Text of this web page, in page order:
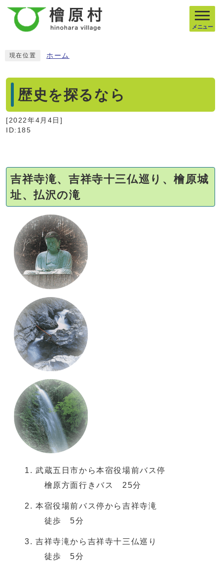
メニュー
現在位置 ホーム
歴史を探るなら
[2022年4月4日]
ID:185
吉祥寺滝、吉祥寺十三仏巡り、檜原城
址、払沢の滝
武蔵五日市から本宿役場前バス停
檜原方面行きバス 25分
本宿役場前バス停から吉祥寺滝
徒歩 5分
吉祥寺滝から吉祥寺十三仏巡り
徒歩 5分